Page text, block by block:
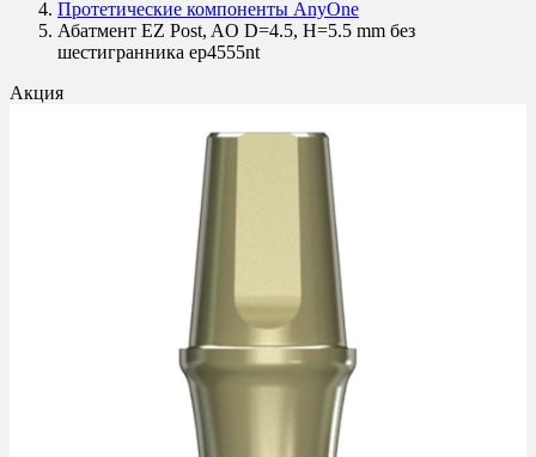
Протетические компоненты AnyOne
Абатмент EZ Post, AO D=4.5, H=5.5 mm без
шестигранника ep4555nt
Акция